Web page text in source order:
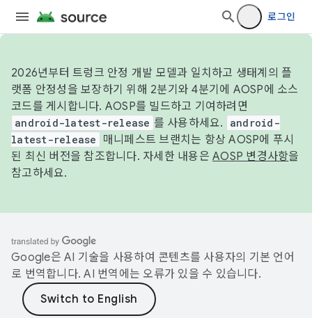
로그인
2026년부터 트렁크 안정 개발 모델과 일치하고 생태계의 플
랫폼 안정성을 보장하기 위해 2분기와 4분기에 AOSP에 소스
코드를 게시합니다. AOSP를 빌드하고 기여하려면
android-latest-release 를 사용하세요.
android-
latest-release
매니페스트 브랜치는 항상 AOSP에 푸시
된 최신 버전을 참조합니다. 자세한 내용은 AOSP 변경사항을
참고하세요.
Google은 AI 기술을 사용하여 콘텐츠를 사용자의 기본 언어
로 번역합니다. AI 번역에는 오류가 있을 수 있습니다.